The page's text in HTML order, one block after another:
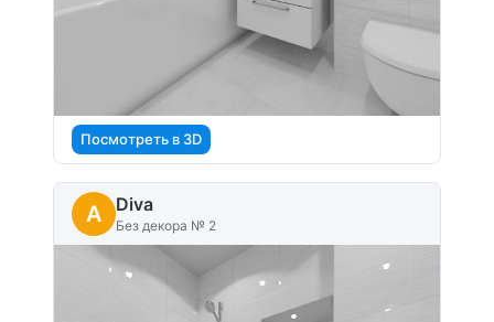
Посмотреть в 3D
A Diva
Без декора № 2